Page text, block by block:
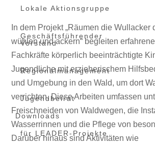
Lokale Aktionsgruppe
Geschäftsführender
Vorstand
Regionalmanagement
Jugendbeirat
Downloads
für LEADER-Projekte
In dem Projekt „Räumen die
wühlen und ackern“ begleiten
Fachkräfte körperlich beeinträchtigte
Jugendliche mit erzieherischem
und Umgebung in den Wald, um dort
verrichten. Diese Arbeiten umfassen
Freischneiden von Waldwegen, die
Wasserrinnen und die Pflege von
Darüber hinaus sind Aktivitäten wie